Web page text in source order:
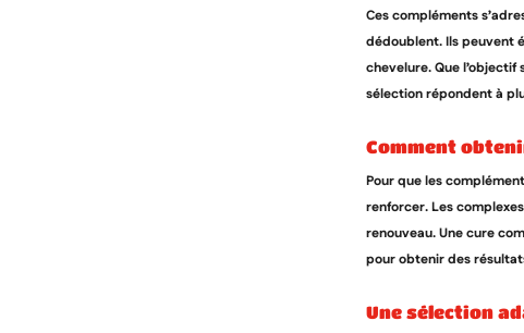
Ces compléments
dédoublent. Ils peuvent
chevelure. Que
sélection répondent à
comment
Pour que les
renforcer. Les
renouveau. Une cure
pour obtenir des
une sélection